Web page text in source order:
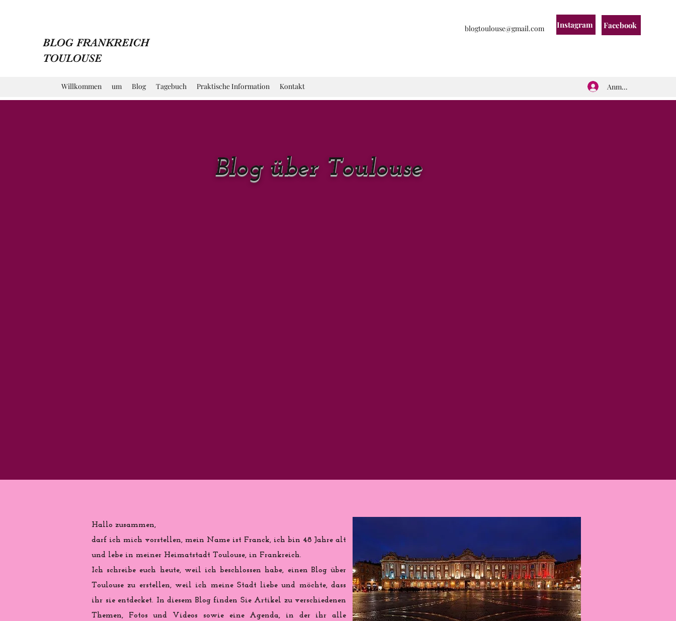
BLOG FRANKREICH
TOULOUSE
blogtoulouse@gmail.com Instagram Facebook
Willkommen um Blog Tagebuch Praktische Information Kontakt Anmelden
Blog über Toulouse
Hallo zusammen,
darf ich mich vorstellen, mein Name ist Franck, ich bin 48 Jahre alt
und lebe in meiner Heimatstadt Toulouse, in Frankreich.
Ich schreibe euch heute, weil ich beschlossen habe, einen Blog über
Toulouse zu erstellen, weil ich meine Stadt liebe und möchte, dass
ihr sie entdecket. In diesem Blog finden Sie Artikel zu verschiedenen
Themen, Fotos und Videos sowie eine Agenda, in der ihr alle